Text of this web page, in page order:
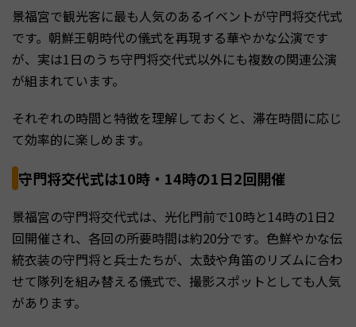
景福宮で観光客に最も人気のあるイベントが守門将交代式
です。朝鮮王朝時代の儀式を再現する華やかな公演です
が、実は1日のうち守門将交代式以外にも複数の関連公演
が組まれています。
それぞれの時間と特徴を理解しておくと、滞在時間に応じ
て効率的に楽しめます。
守門将交代式は10時・14時の1日2回開催
景福宮の守門将交代式は、光化門前で10時と14時の1日2
回開催され、各回の所要時間は約20分です。色鮮やかな伝
統衣装の守門将と兵士たちが、太鼓や角笛のリズムに合わ
せて隊列を組み替える儀式で、撮影スポットとしても人気
があります。